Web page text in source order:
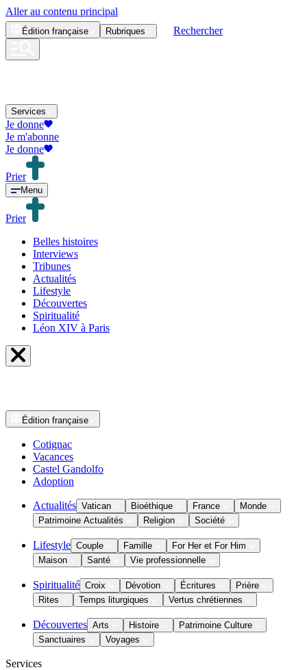
Aller au contenu principal
Édition française Rubriques Rechercher
Services
Je donne
Je m'abonne
Je donne
Prier
Menu
Prier
Belles histoires
Interviews
Tribunes
Actualités
Lifestyle
Découvertes
Spiritualité
Léon XIV à Paris
Édition française
Cotignac
Vacances
Castel Gandolfo
Adoption
Actualités Vatican Bioéthique France
Monde
Patrimoine Actualités
Religion Société
Lifestyle Couple Famille
For Her et For Him
Maison
Santé Vie professionnelle
Spiritualité Croix Dévotion Écritures
Prière
Rites
Temps liturgiques Vertus chrétiennes
Découvertes Arts Histoire
Patrimoine Culture
Sanctuaires
Voyages
Services